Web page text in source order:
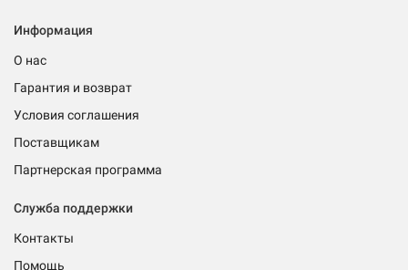
Информация
О нас
Гарантия и возврат
Условия соглашения
Поставщикам
Партнерская программа
Служба поддержки
Контакты
Помощь